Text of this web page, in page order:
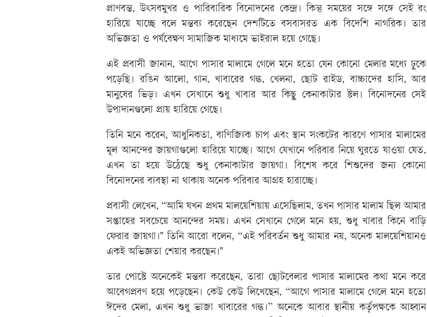
প্রাণবন্ত, উৎসবমুখর ও পারিবারিক বিনোদনের কেন্দ্র। কিন্তু সময়ের সঙ্গে সঙ্গে সেই রং
হারিয়ে যাচ্ছে বলে মন্তব্য করেছেন দেশটিতে বসবাসরত এক বিদেশি নাগরিক। তার
অভিজ্ঞতা ও পর্যবেক্ষণ সামাজিক মাধ্যমে ভাইরাল হয়ে গেছে।
এই প্রবাসী জানান, আগে পাসার মালামে গেলে মনে হতো যেন কোনো মেলার মধ্যে ঢুকে
পড়েছি। রঙিন আলো, গান, খাবারের গন্ধ, খেলনা, ছোট রাইড, বাচ্চাদের হাসি, আর
মানুষের ভিড়। এখন সেখানে শুধু খাবার আর কিছু কেনাকাটার স্টল। বিনোদনের সেই
উপাদানগুলো প্রায় হারিয়ে গেছে।
তিনি মনে করেন, আধুনিকতা, বাণিজ্যিক চাপ এবং স্থান সংকটের কারণে পাসার মালামের
মূল আনন্দের জায়গাগুলো হারিয়ে যাচ্ছে। আগে যেখানে পরিবার নিয়ে ঘুরতে যাওয়া যেত,
এখন তা হয়ে উঠেছে শুধু কেনাকাটার জায়গা। বিশেষ করে শিশুদের জন্য কোনো
বিনোদনের ব্যবস্থা না থাকায় অনেক পরিবার আগ্রহ হারাচ্ছে।
প্রবাসী লেখেন, “আমি যখন প্রথম মালয়েশিয়ায় এসেছিলাম, তখন পাসার মালাম ছিল আমার
সপ্তাহের সবচেয়ে আনন্দের সময়। এখন সেখানে গেলে মনে হয়, শুধু খাবার কিনে বাড়ি
ফেরার জায়গা।" তিনি আরো বলেন, “এই পরিবর্তন শুধু আমার নয়, অনেক মালয়েশিয়ানও
একই অভিজ্ঞতা শেয়ার করছেন।"
তার পোস্টে অনেকেই মন্তব্য করেছেন, তারা ছোটবেলার পাসার মালামের কথা মনে করে
আবেগপ্রবণ হয়ে পড়েছেন। কেউ কেউ লিখেছেন, “আগে পাসার মালামে গেলে মনে হতো
ঈদের মেলা, এখন শুধু ভাজা খাবারের গন্ধ।” অনেকে আবার স্থানীয় কর্তৃপক্ষকে আহ্বান